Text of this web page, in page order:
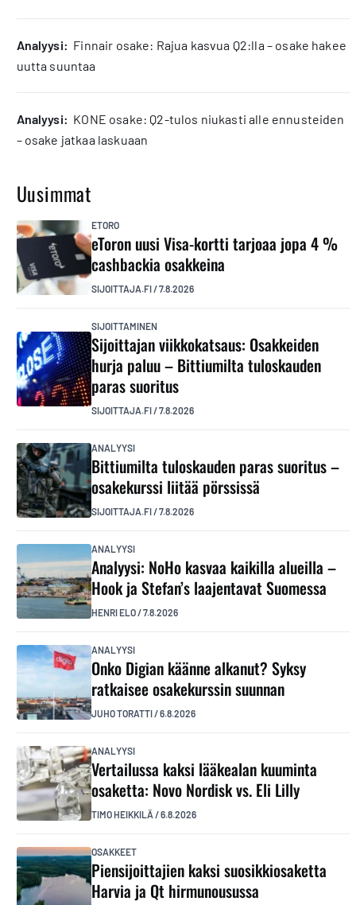
analyysi: Finnair osake: Rajua kasvua Q2:lla – osake hakee
uutta suuntaa
analyysi: KONE osake: Q2-tulos niukasti alle ennusteiden
– osake jatkaa laskuaan
Uusimmat
ETORO
eToron uusi Visa-kortti tarjoaa jopa 4 %
cashbackia osakkeina
SIJOITTAJA.FI/7.8.2026
SIJOITTAMINEN
Sijoittajan viikkokatsaus: Osakkeiden
hurja paluu – Bittiumilta tuloskauden
paras suoritus
SIJOITTAJA.FI/7.8.2026
ANALYYSI
Bittiumilta tuloskauden paras suoritus –
osakekurssi liitää pörssissä
SIJOITTAJA.FI/7.8.2026
ANALYYSI
Analyysi: NoHo kasvaa kaikilla alueilla –
Hook ja Stefan’s laajentavat Suomessa
HENRI ELO/7.8.2026
ANALYYSI
Onko Digian käänne alkanut? Syksy
ratkaisee osakekurssin suunnan
JUHO TORATTI/6.8.2026
ANALYYSI
Vertailussa kaksi lääkealan kuuminta
osaketta: Novo Nordisk vs. Eli Lilly
TIMO HEIKKILÄ /6.8.2026
OSAKKEET
Piensijoittajien kaksi suosikkiosaketta
Harvia ja Qt hirmunousussa